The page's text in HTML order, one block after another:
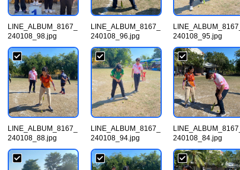
LINE_ALBUM_8167_
240108_98.jpg
LINE_ALBUM_8167_
240108_96.jpg
LINE_ALBUM_8167_
240108_95.jpg
LINE_ALBUM_8167_
240108_88.jpg
LINE_ALBUM_8167_
240108_94.jpg
LINE_ALBUM_8167_
240108_84.jpg